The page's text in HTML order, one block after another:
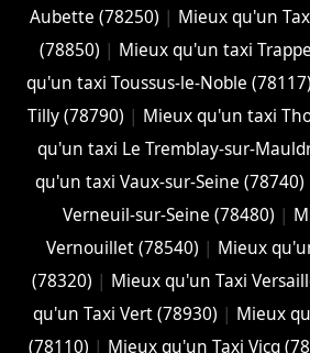
Aubette (78250) | Mieux qu'un
(78850) | Mieux qu'un taxi
qu'un taxi Toussus-le-Noble (78117)
Tilly (78790) | Mieux qu'un taxi
qu'un taxi Le Tremblay-sur-
qu'un taxi Vaux-sur-Seine (78740)
Verneuil-sur-Seine (78480) |
Vernouillet (78540) | Mieux
(78320) | Mieux qu'un Taxi
qu'un Taxi Vert (78930) | Mieux
(78110) | Mieux qu'un Taxi Vicq